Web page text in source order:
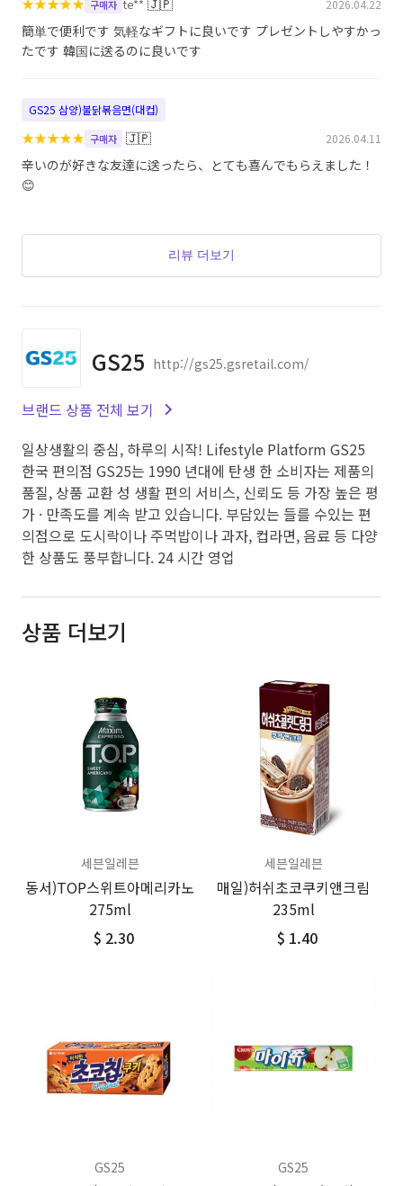
★★★★★ 구매자 te** 🇯🇵 2026.04.22
簡単で便利です 気軽なギフトに良いです プレゼントしやすかっ
たです 韓国に送るのに良いです
GS25 삼양)불닭볶음면(대컵)
★★★★★ 구매자 🇯🇵 2026.04.11
辛いのが好きな友達に送ったら、とても喜んでもらえました！
😊
리뷰 더보기
GS25 http://gs25.gsretail.com/
브랜드 상품 전체 보기
일상생활의 중심, 하루의 시작! Lifestyle Platform GS25
한국 편의점 GS25는 1990 년대에 탄생 한 소비자는 제품의
품질, 상품 교환 성 생활 편의 서비스, 신뢰도 등 가장 높은 평
가 · 만족도를 계속 받고 있습니다. 부담있는 들를 수있는 편
의점으로 도시락이나 주먹밥이나 과자, 컵라면, 음료 등 다양
한 상품도 풍부합니다. 24 시간 영업
상품 더보기
세븐일레븐
동서)TOP스위트아메리카노
275ml
$ 2.30
세븐일레븐
매일)허쉬초코쿠키앤크림
235ml
$ 1.40
GS25 GS25